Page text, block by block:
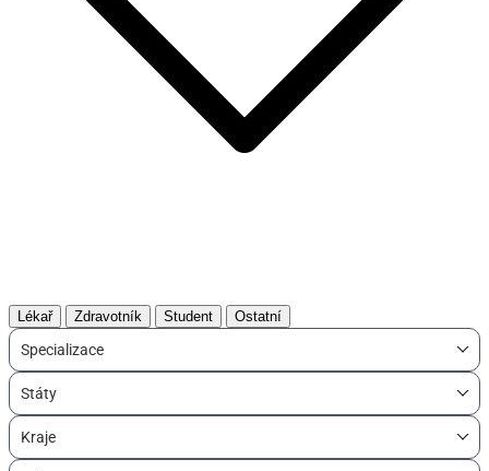
Lékař Zdravotník Student Ostatní
Specializace
Státy
Kraje